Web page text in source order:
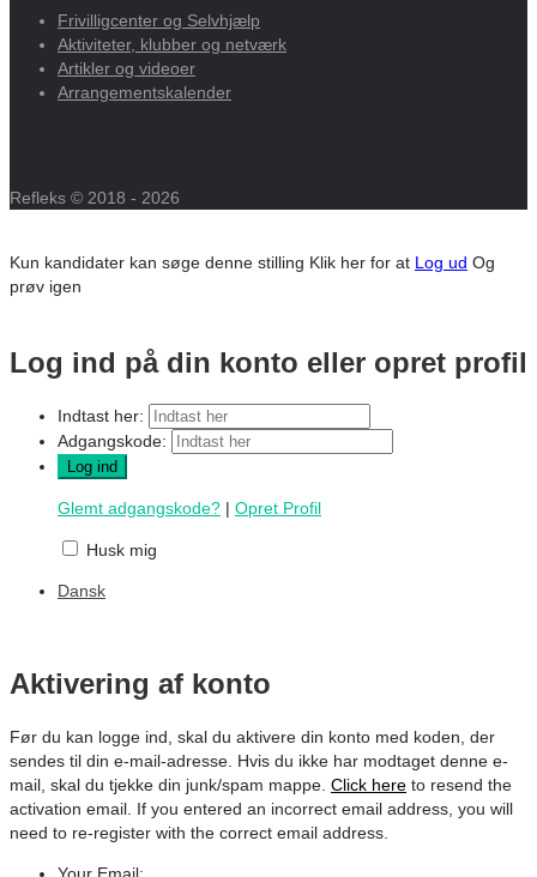
Frivilligcenter og Selvhjælp
Aktiviteter, klubber og netværk
Artikler og videoer
Arrangementskalender
Refleks © 2018 - 2026
Kun kandidater kan søge denne stilling Klik her for at Log ud Og
prøv igen
Log ind på din konto eller opret profil
Indtast her:
Adgangskode:
Glemt adgangskode? | Opret Profil
Husk mig
Dansk
Aktivering af konto
Før du kan logge ind, skal du aktivere din konto med koden, der
sendes til din e-mail-adresse. Hvis du ikke har modtaget denne e-
mail, skal du tjekke din junk/spam mappe. Click here to resend the
activation email. If you entered an incorrect email address, you will
need to re-register with the correct email address.